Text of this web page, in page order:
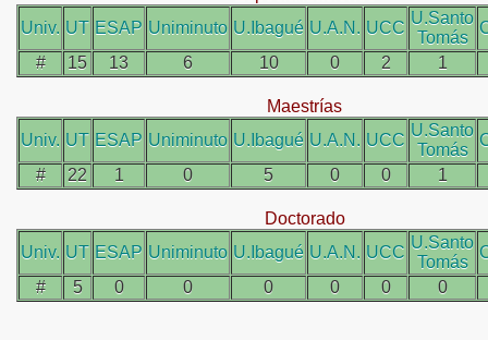
Univ. UT ESAP Uniminuto U.Ibagué U.A.N. UCC
U.Santo
Tomás
#
15 13 6 10 0 2 1
Maestrías
Univ. UT ESAP Uniminuto U.Ibagué U.A.N. UCC
U.Santo
Tomás
#
22 1 0 5 0 0 1
Doctorado
Univ. UT ESAP Uniminuto U.Ibagué U.A.N. UCC
U.Santo
Tomás
#
5 0 0 0 0 0 0